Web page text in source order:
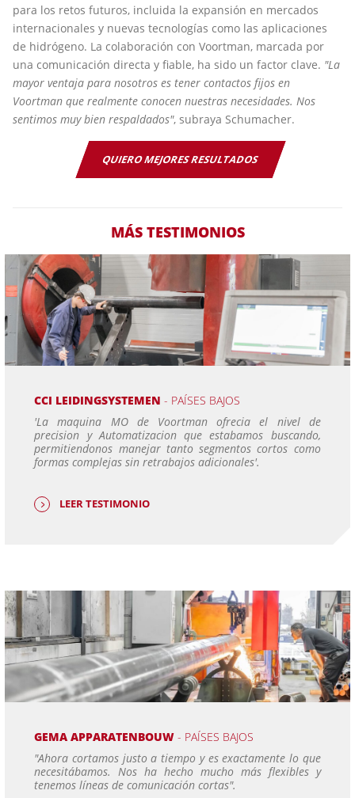
para los retos futuros, incluida la expansión en mercados
internacionales y nuevas tecnologías como las aplicaciones
de hidrógeno. La colaboración con Voortman, marcada por
una comunicación directa y fiable, ha sido un factor clave. "La
mayor ventaja para nosotros es tener contactos fijos en
Voortman que realmente conocen nuestras necesidades. Nos
sentimos muy bien respaldados", subraya Schumacher.
QUIERO MEJORES RESULTADOS
MÁS TESTIMONIOS
CCI LEIDINGSYSTEMEN- PAÍSES BAJOS
'La maquina MO de Voortman ofrecia el nivel de
precision y Automatizacion que estabamos buscando,
permitiendonos manejar tanto segmentos cortos como
formas complejas sin retrabajos adicionales'.
LEER TESTIMONIO
GEMA APPARATENBOUW- PAÍSES BAJOS
"Ahora cortamos justo a tiempo y es exactamente lo que
necesitábamos. Nos ha hecho mucho más flexibles y
tenemos líneas de comunicación cortas".